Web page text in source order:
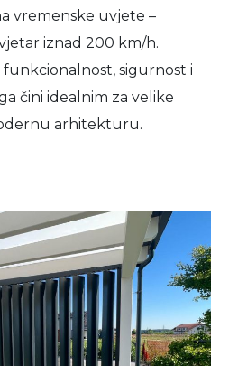
vremenske uvjete –
iznad 200 km/h.
sigurnost i
čini idealnim za velike
arhitekturu.